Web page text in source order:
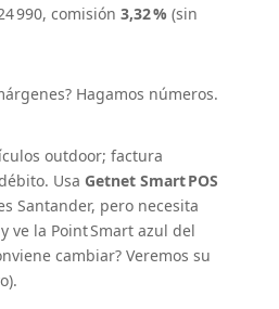
990, comisión 3,32 %(sin
Hagamos números.
outdoor; factura
Usa Getnet Smart POS
Santander, pero necesita
ve la Point Smart azul del
cambiar? Veremos su